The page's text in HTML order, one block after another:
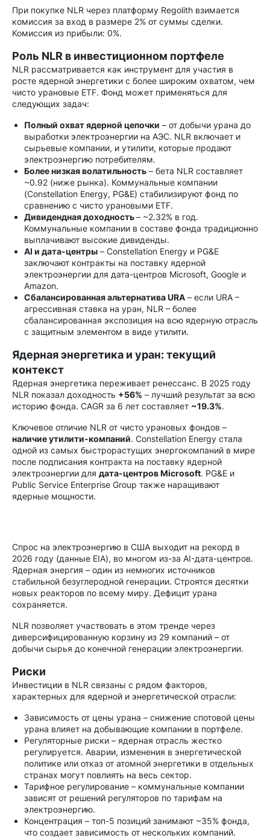
При покупке NLR через платформу Regolith взимается
комиссия за вход в размере 2% от суммы сделки.
Комиссия из прибыли: 0%.
Роль NLR в инвестиционном портфеле
NLR рассматривается как инструмент для участия в
росте ядерной энергетики с более широким охватом, чем
чисто урановые ETF. Фонд может применяться для
следующих задач:
Полный охват ядерной цепочки – от добычи урана до
выработки электроэнергии на АЭС. NLR включает и
сырьевые компании, и утилити, которые продают
электроэнергию потребителям.
Более низкая волатильность – бета NLR составляет
~0.92 (ниже рынка). Коммунальные компании
(Constellation Energy, PG&E) стабилизируют фонд по
сравнению с чисто урановыми ETF.
Дивидендная доходность– ~2.32% в год.
Коммунальные компании в составе фонда традиционно
выплачивают высокие дивиденды.
AI и дата-центры – Constellation Energy и PG&E
заключают контракты на поставку ядерной
электроэнергии для дата-центров Microsoft, Google и
Amazon.
Сбалансированная альтернатива URA – если URA –
агрессивная ставка на уран, NLR – более
сбалансированная экспозиция на всю ядерную отрасль
с защитным элементом в виде утилити.
Ядерная энергетика и уран: текущий
контекст
Ядерная энергетика переживает ренессанс. В 2025 году
NLR показал доходность +56% – лучший результат за всю
историю фонда. CAGR за 6 лет составляет ~19.3%.
Ключевое отличие NLR от чисто урановых фондов –
наличие утилити-компаний. Constellation Energy стала
одной из самых быстрорастущих энергокомпаний в мире
после подписания контракта на поставку ядерной
электроэнергии для дата-центров Microsoft. PG&E и
Public Service Enterprise Group также наращивают
ядерные мощности.
Спрос на электроэнергию в США выходит на рекорд в
2026 году (данные EIA), во многом из-за AI-дата-центров.
Ядерная энергия – один из немногих источников
стабильной безуглеродной генерации. Строятся десятки
новых реакторов по всему миру. Дефицит урана
сохраняется.
NLR позволяет участвовать в этом тренде через
диверсифицированную корзину из 29 компаний – от
добычи сырья до конечной генерации электроэнергии.
Риски
Инвестиции в NLR связаны с рядом факторов,
характерных для ядерной и энергетической отрасли:
Зависимость от цены урана – снижение спотовой цены
урана влияет на добывающие компании в портфеле.
Регуляторные риски – ядерная отрасль жестко
регулируется. Аварии, изменения в энергетической
политике или отказ от атомной энергетики в отдельных
странах могут повлиять на весь сектор.
Тарифное регулирование – коммунальные компании
зависят от решений регуляторов по тарифам на
электроэнергию.
Концентрация – топ-5 позиций занимают ~35% фонда,
что создает зависимость от нескольких компаний.